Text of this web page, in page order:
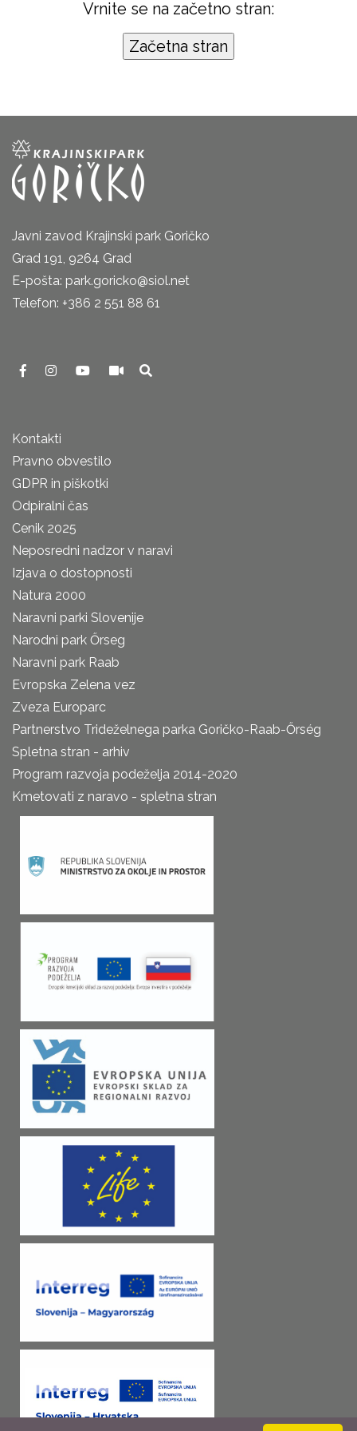
Vrnite se na začetno stran:
Javni zavod Krajinski park Goričko
Grad 191, 9264 Grad
E-pošta: park.goricko@siol.net
Telefon: +386 2 551 88 61
Kontakti
Pravno obvestilo
GDPR in piškotki
Odpiralni čas
Cenik 2025
Neposredni nadzor v naravi
Izjava o dostopnosti
Natura 2000
Naravni parki Slovenije
Narodni park Őrseg
Naravni park Raab
Evropska Zelena vez
Zveza Europarc
Partnerstvo Trideželnega parka Goričko-Raab-Őrség
Spletna stran - arhiv
Program razvoja podeželja 2014-2020
Kmetovati z naravo - spletna stran